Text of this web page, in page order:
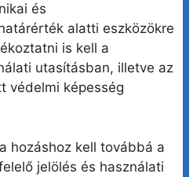
és
alatti eszközökre
is kell a
utasításban, illetve az
védelmi képesség
hozáshoz kell továbbá a
jelölés és használati